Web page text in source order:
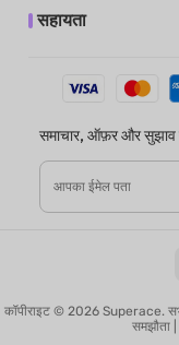
सहायता
समाचार, ऑफ़र और सुझाव
कॉपीराइट © 2026 Superace.
समझौता|